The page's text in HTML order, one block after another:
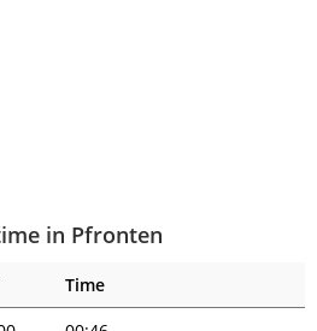
in Pfronten
Time